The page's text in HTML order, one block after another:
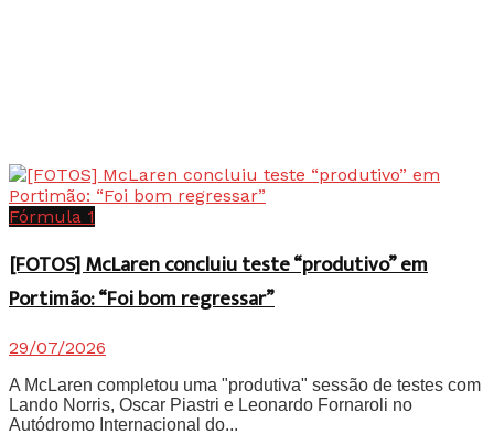
Fórmula 1
[FOTOS] McLaren concluiu teste “produtivo” em
Portimão: “Foi bom regressar”
29/07/2026
A McLaren completou uma "produtiva" sessão de testes com
Lando Norris, Oscar Piastri e Leonardo Fornaroli no
Autódromo Internacional do...